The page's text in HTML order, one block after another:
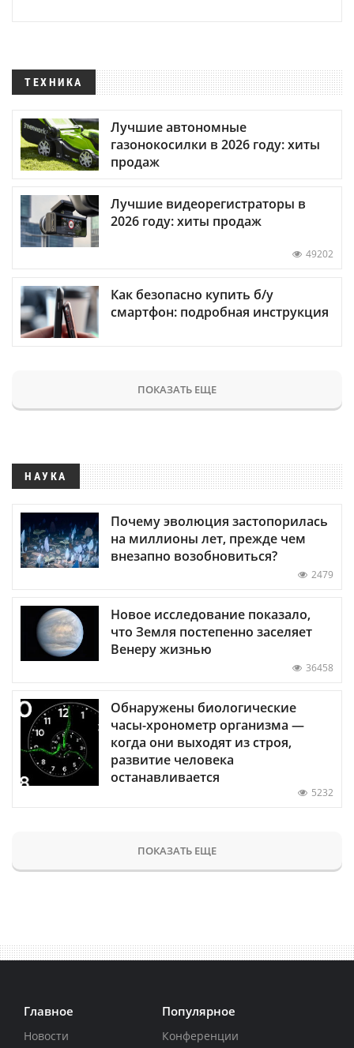
ТЕХНИКА
Лучшие автономные
газонокосилки в 2026 году: хиты
продаж
Лучшие видеорегистраторы в
2026 году: хиты продаж
49202
Как безопасно купить б/у
смартфон: подробная инструкция
ПОКАЗАТЬ ЕЩЕ
НАУКА
Почему эволюция застопорилась
на миллионы лет, прежде чем
внезапно возобновиться?
2479
Новое исследование показало,
что Земля постепенно заселяет
Венеру жизнью
36458
Обнаружены биологические
часы-хронометр организма —
когда они выходят из строя,
развитие человека
останавливается
5232
ПОКАЗАТЬ ЕЩЕ
Главное
Новости
Популярное
Конференции